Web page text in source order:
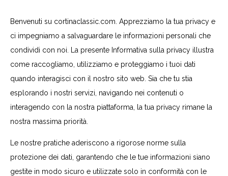
Benvenuti su cortinaclassic.com. Apprezziamo la tua privacy e
ci impegniamo a salvaguardare le informazioni personali che
condividi con noi. La presente Informativa sulla privacy illustra
come raccogliamo, utilizziamo e proteggiamo i tuoi dati
quando interagisci con il nostro sito web. Sia che tu stia
esplorando i nostri servizi, navigando nei contenuti o
interagendo con la nostra piattaforma, la tua privacy rimane la
nostra massima priorità.
Le nostre pratiche aderiscono a rigorose norme sulla
protezione dei dati, garantendo che le tue informazioni siano
gestite in modo sicuro e utilizzate solo in conformità con le